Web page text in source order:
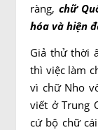
ràng, chữ
hóa và hiện
Giả thử thời
thì việc làm
vì chữ Nho
viết ở Trung
cứ bộ chữ